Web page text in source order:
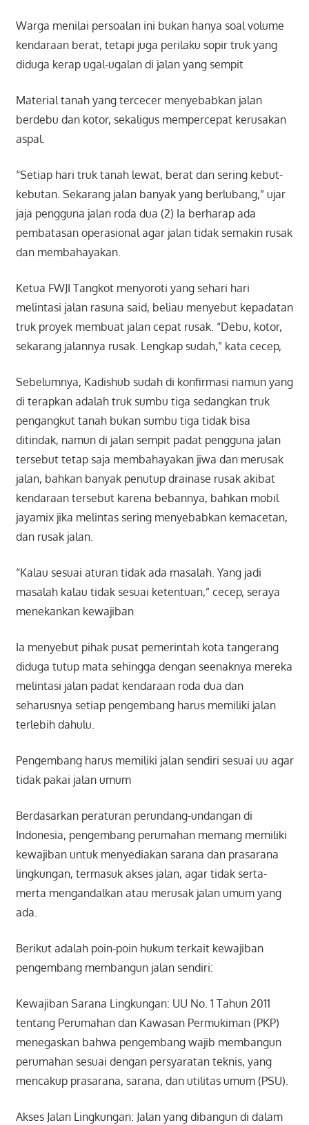
Warga menilai persoalan ini bukan hanya soal volume
kendaraan berat, tetapi juga perilaku sopir truk yang
diduga kerap ugal-ugalan di jalan yang sempit
Material tanah yang tercecer menyebabkan jalan
berdebu dan kotor, sekaligus mempercepat kerusakan
aspal.
“Setiap hari truk tanah lewat, berat dan sering kebut-
kebutan. Sekarang jalan banyak yang berlubang,” ujar
jaja pengguna jalan roda dua (2) Ia berharap ada
pembatasan operasional agar jalan tidak semakin rusak
dan membahayakan.
Ketua FWJI Tangkot menyoroti yang sehari hari
melintasi jalan rasuna said, beliau menyebut kepadatan
truk proyek membuat jalan cepat rusak. “Debu, kotor,
sekarang jalannya rusak. Lengkap sudah,” kata cecep,
Sebelumnya, Kadishub sudah di konfirmasi namun yang
di terapkan adalah truk sumbu tiga sedangkan truk
pengangkut tanah bukan sumbu tiga tidak bisa
ditindak, namun di jalan sempit padat pengguna jalan
tersebut tetap saja membahayakan jiwa dan merusak
jalan, bahkan banyak penutup drainase rusak akibat
kendaraan tersebut karena bebannya, bahkan mobil
jayamix jika melintas sering menyebabkan kemacetan,
dan rusak jalan.
“Kalau sesuai aturan tidak ada masalah. Yang jadi
masalah kalau tidak sesuai ketentuan,” cecep, seraya
menekankan kewajiban
Ia menyebut pihak pusat pemerintah kota tangerang
diduga tutup mata sehingga dengan seenaknya mereka
melintasi jalan padat kendaraan roda dua dan
seharusnya setiap pengembang harus memiliki jalan
terlebih dahulu.
Pengembang harus memiliki jalan sendiri sesuai uu agar
tidak pakai jalan umum
Berdasarkan peraturan perundang-undangan di
Indonesia, pengembang perumahan memang memiliki
kewajiban untuk menyediakan sarana dan prasarana
lingkungan, termasuk akses jalan, agar tidak serta-
merta mengandalkan atau merusak jalan umum yang
ada.
Berikut adalah poin-poin hukum terkait kewajiban
pengembang membangun jalan sendiri:
Kewajiban Sarana Lingkungan: UU No. 1 Tahun 2011
tentang Perumahan dan Kawasan Permukiman (PKP)
menegaskan bahwa pengembang wajib membangun
perumahan sesuai dengan persyaratan teknis, yang
mencakup prasarana, sarana, dan utilitas umum (PSU).
Akses Jalan Lingkungan: Jalan yang dibangun di dalam